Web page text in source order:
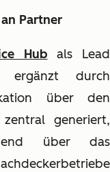
Partner
Hub als Lead
ergänzt durch
über den
generiert,
über das